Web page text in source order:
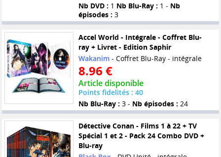
Nb DVD : 1 Nb Blu-Ray : 1 - Nb
épisodes : 3
Accel World - Intégrale - Coffret Blu-
ray + Livret - Edition Saphir
Wakanim- Coffret Blu-Ray - intégrale
8.96 €
Article disponible
Points fidelités : 40
Nb Blu-Ray : 3 - Nb épisodes : 24
Détective Conan - Films 1 à 22 + TV
Spécial 1 et 2 - Pack 24 Combo DVD +
Blu-ray